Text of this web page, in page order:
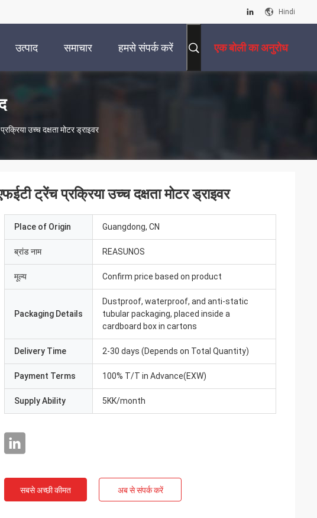
Hindi
उत्पाद समाचार हमसे संपर्क करें एक बोली का अनुरोध
उच्च दक्षता मोटर ड्राइवर
ट्रेंच प्रक्रिया उच्च दक्षता मोटर ड्राइवर
Place of Origin Guangdong, CN
ब्रांड नाम REASUNOS
मूल्य Confirm price based on product
Packaging Details
Dustproof, waterproof, and anti-static
tubular packaging, placed inside a
cardboard box in cartons
Delivery Time 2-30 days (Depends on Total Quantity)
Payment Terms 100% T/T in Advance(EXW)
Supply Ability 5KK/month
सबसे अच्छी कीमत अब से संपर्क करें